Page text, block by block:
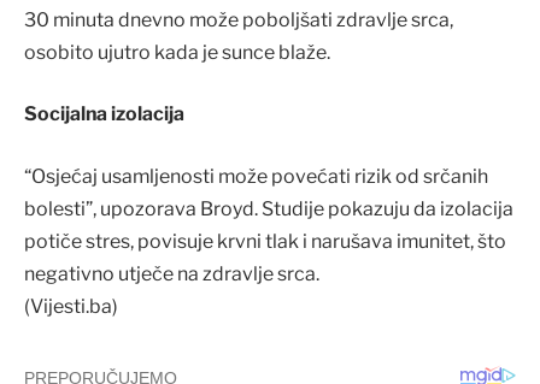
30 minuta dnevno može poboljšati zdravlje srca,
osobito ujutro kada je sunce blaže.
Socijalna izolacija
“Osjećaj usamljenosti može povećati rizik od srčanih
bolesti”, upozorava Broyd. Studije pokazuju da izolacija
potiče stres, povisuje krvni tlak i narušava imunitet, što
negativno utječe na zdravlje srca.
(Vijesti.ba)